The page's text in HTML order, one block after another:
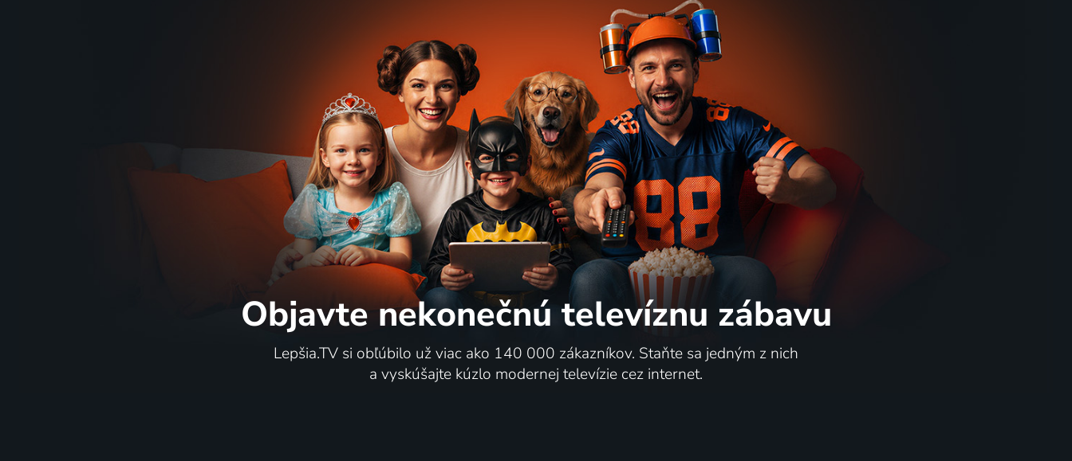
Objavte nekonečnú televíznu zábavu
Lepšia.TV si obľúbilo už viac ako 140 000 zákazníkov. Staňte sa jedným z nich
a vyskúšajte kúzlo modernej televízie cez internet.